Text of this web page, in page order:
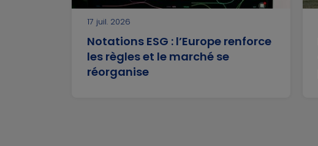
En savoir plus
En savoir plus17 juil. 2026
Notations ESG : l’Europe renforce
les règles et le marché se
réorganise